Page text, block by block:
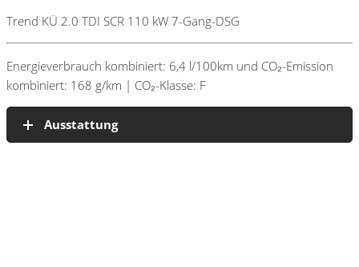
Trend KÜ 2.0 TDI SCR 110 kW 7-Gang-DSG
Energieverbrauch kombiniert: 6,4 l/100km und CO₂-Emission
kombiniert: 168 g/km | CO₂-Klasse: F
Ausstattung